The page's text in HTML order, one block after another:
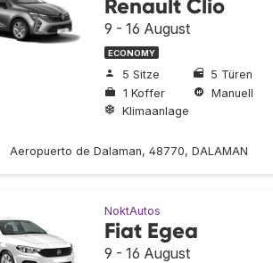
Renault Clio
9 - 16 August
ECONOMY
5 Sitze
5 Türen
1 Koffer
Manuell
Klimaanlage
Aeropuerto de Dalaman, 48770, DALAMAN
NoktAutos
Fiat Egea
9 - 16 August